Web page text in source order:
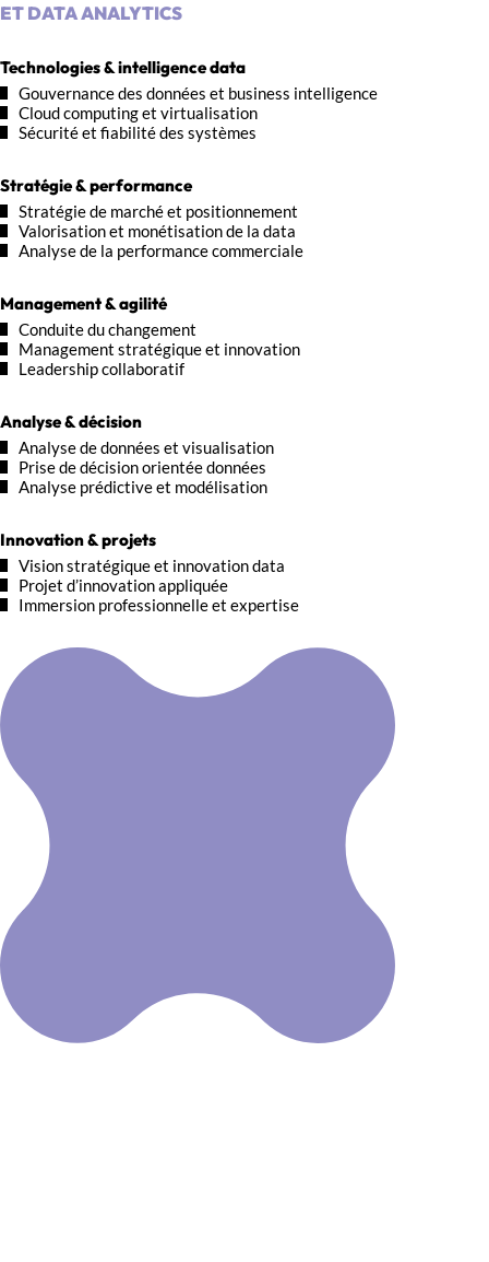
ET DATA ANALYTICS
Technologies & intelligence data
Gouvernance des données et business intelligence
Cloud computing et virtualisation
Sécurité et fiabilité des systèmes
Stratégie & performance
Stratégie de marché et positionnement
Valorisation et monétisation de la data
Analyse de la performance commerciale
Management & agilité
Conduite du changement
Management stratégique et innovation
Leadership collaboratif
Analyse & décision
Analyse de données et visualisation
Prise de décision orientée données
Analyse prédictive et modélisation
Innovation & projets
Vision stratégique et innovation data
Projet d’innovation appliquée
Immersion professionnelle et expertise